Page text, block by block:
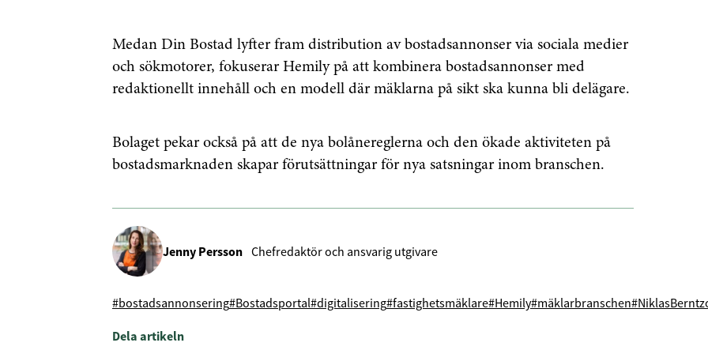
Medan Din Bostad lyfter fram distribution av bostadsannonser via sociala medier
och sökmotorer, fokuserar Hemily på att kombinera bostadsannonser med
redaktionellt innehåll och en modell där mäklarna på sikt ska kunna bli delägare.
Bolaget pekar också på att de nya bolånereglerna och den ökade aktiviteten på
bostadsmarknaden skapar förutsättningar för nya satsningar inom branschen.
Jenny Persson Chefredaktör och ansvarig utgivare
#bostadsannonsering#Bostadsportal#digitalisering#fastighetsmäklare#Hemily#mäklarbranschen
Dela artikeln